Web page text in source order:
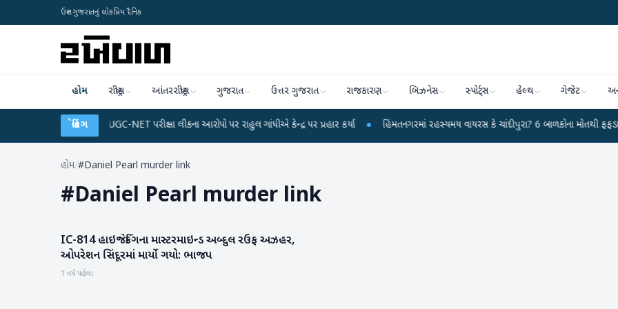
ઉત્તર ગુજરાતનું લોકપ્રિય દૈનિક
હોમ રાષ્ટ્રીય આંતરરાષ્ટ્રીય ગુજરાત ઉત્તર ગુજરાત રાજકારણ બિઝનેસ સ્પોર્ટ્સ હેલ્થ ગેજેટ
બ્રેકિંગ
UGC-NET પરીક્ષા લીકના આરોપો પર રાહુલ ગાંધીએ કેન્દ્ર પર પ્રહાર કર્યા ● હિંમતનગરમાં રહસ્યમય વાયરસ કે ચાંદીપુરા? 6 બાળકોના મોતથી ફફડાટ ●
હોમ/#Daniel Pearl murder link
#Daniel Pearl murder link
રાષ્ટ્રીય
IC-814 હાઇજેકિંગના માસ્ટરમાઇન્ડ અબ્દુલ રઉફ અઝહર,
ઓપરેશન સિંદૂરમાં માર્યો ગયો: ભાજપ
1 વર્ષ પહેલા